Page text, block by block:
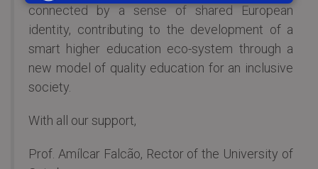
connected by a sense of shared European
identity, contributing to the development of a
smart higher education eco-system through a
new model of quality education for an inclusive
society.
With all our support,
Prof. Amílcar Falcão, Rector of the University of